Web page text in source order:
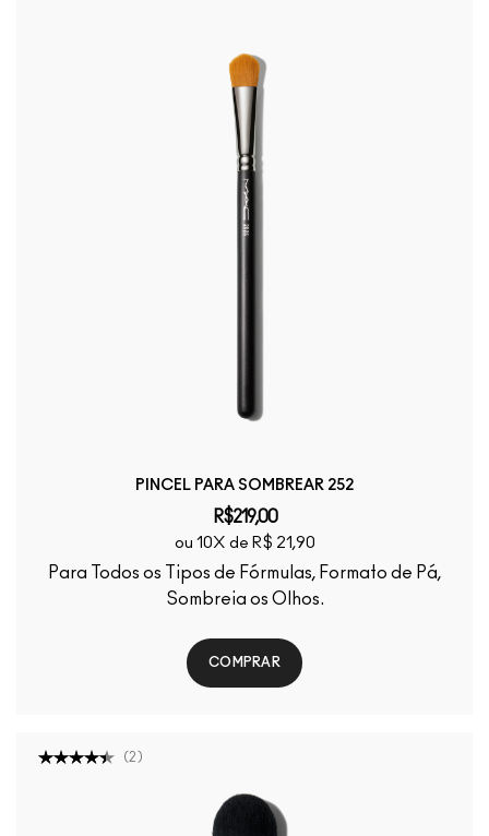
PINCEL PARA SOMBREAR 252
R$219,00
ou 10X de R$ 21,90
Para Todos os Tipos de Fórmulas, Formato de Pá,
Sombreia os Olhos.
COMPRAR
( 2 )